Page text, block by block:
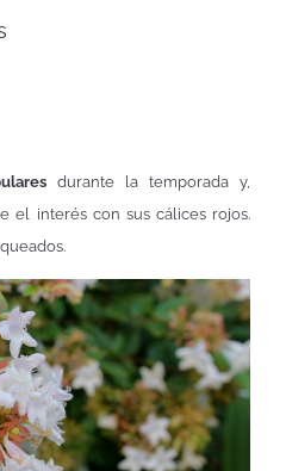
durante la temporada y,
el interés con sus cálices rojos.